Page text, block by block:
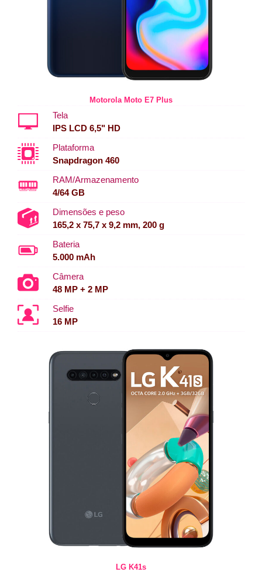
Motorola Moto E7 Plus
Tela
IPS LCD 6,5" HD
Plataforma
Snapdragon 460
RAM/Armazenamento
4/64 GB
Dimensões e peso
165,2 x 75,7 x 9,2 mm, 200 g
Bateria
5.000 mAh
Câmera
48 MP + 2 MP
Selfie
16 MP
LG K41s